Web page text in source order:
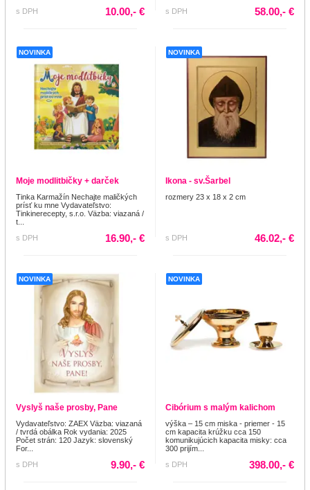
s DPH
10.00,- € s DPH 58.00,- €
NOVINKA
Moje modlitbičky + darček
Tinka Karmažín Nechajte maličkých
prísť ku mne Vydavateľstvo:
Tinkinerecepty, s.r.o. Väzba: viazaná /
t...
s DPH
16.90,- €
NOVINKA
Ikona - sv.Šarbel
rozmery 23 x 18 x 2 cm
s DPH 46.02,- €
NOVINKA
Vyslyš naše prosby, Pane
Vydavateľstvo: ZAEX Väzba: viazaná
/ tvrdá obálka Rok vydania: 2025
Počet strán: 120 Jazyk: slovenský
For...
s DPH
9.90,- €
NOVINKA
Cibórium s malým kalichom
výška – 15 cm miska - priemer - 15
cm kapacita krúžku cca 150
komunikujúcich kapacita misky: cca
300 prijím...
s DPH
398.00,- €